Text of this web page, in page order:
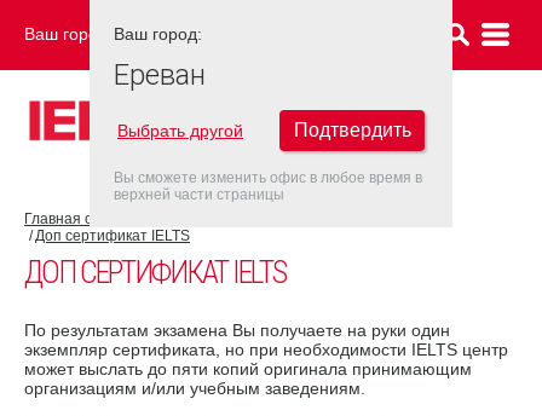
Ваш город: ЕРЕВАН
Главная страница
Доп сертификат IELTS
ДОП СЕРТИФИКАТ IELTS
По результатам экзамена Вы получаете на руки один
экземпляр сертификата, но при необходимости IELTS центр
может выслать до пяти копий оригинала принимающим
организациям и/или учебным заведениям.
Ваш город:
Ереван
Выбрать другой Подтвердить
Вы сможете изменить офис в любое время в
верхней части страницы